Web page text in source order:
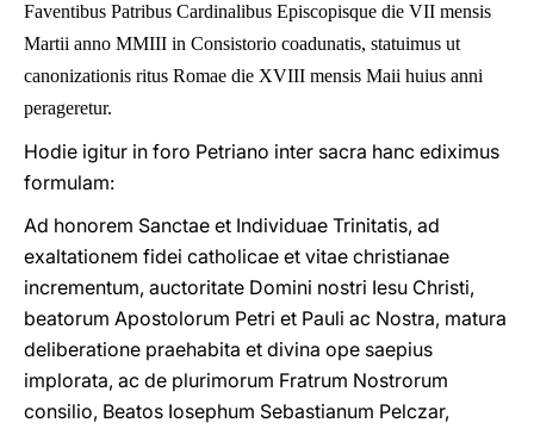
Faventibus Patribus Cardinalibus Episcopisque die VII mensis
Martii anno MMIII in Consistorio coadunatis, statuimus ut
canonizationis ritus Romae die XVIII mensis Maii huius anni
perageretur.
Hodie igitur in foro Petriano inter sacra hanc ediximus
formulam:
Ad honorem Sanctae et Individuae Trinitatis, ad
exaltationem fidei catholicae et vitae christianae
incrementum, auctoritate Domini nostri Iesu Christi,
beatorum Apostolorum Petri et Pauli ac Nostra, matura
deliberatione praehabita et divina ope saepius
implorata, ac de plurimorum Fratrum Nostrorum
consilio, Beatos Iosephum Sebastianum Pelczar,